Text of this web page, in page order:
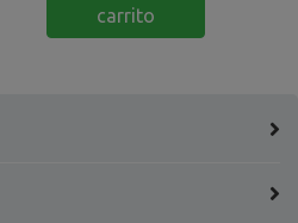
carrito